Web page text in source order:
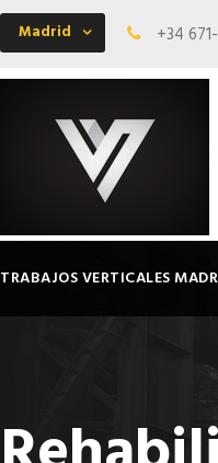
Madrid +34
TRABAJOS VERTICALES